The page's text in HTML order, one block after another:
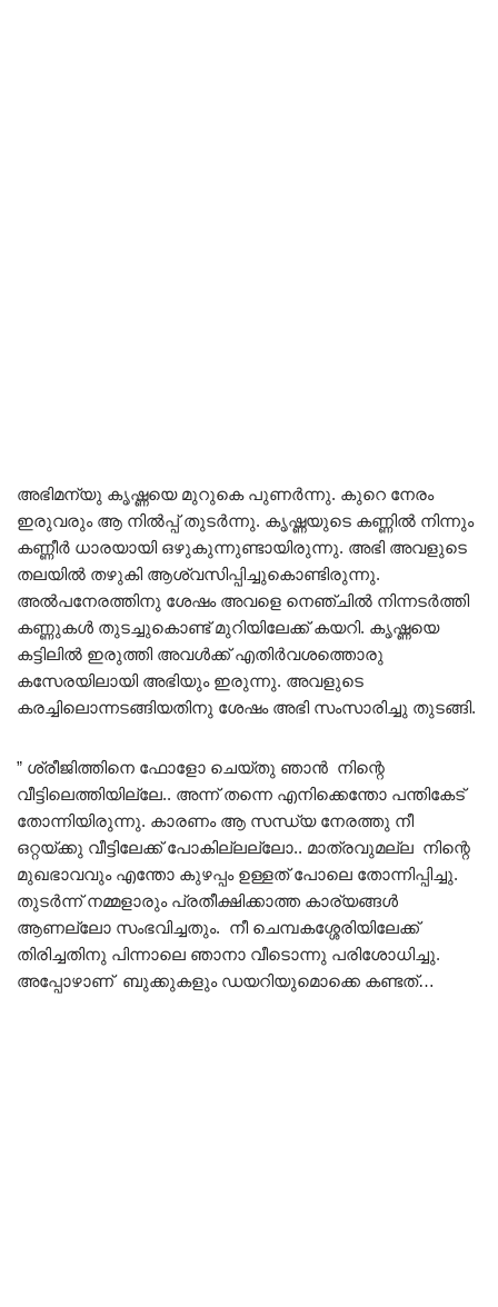
അഭിമന്യു കൃഷ്ണയെ മുറുകെ പുണർന്നു. കുറെ നേരം
ഇരുവരും ആ നിൽപ്പ് തുടർന്നു. കൃഷ്ണയുടെ കണ്ണിൽ നിന്നും
കണ്ണീർ ധാരയായി ഒഴുകുന്നുണ്ടായിരുന്നു. അഭി അവളുടെ
തലയിൽ തഴുകി ആശ്വസിപ്പിച്ചുകൊണ്ടിരുന്നു.
അൽപനേരത്തിനു ശേഷം അവളെ നെഞ്ചിൽ നിന്നടർത്തി
കണ്ണുകൾ തുടച്ചുകൊണ്ട് മുറിയിലേക്ക് കയറി. കൃഷ്ണയെ
കട്ടിലിൽ ഇരുത്തി അവൾക്ക് എതിർവശത്തൊരു
കസേരയിലായി അഭിയും ഇരുന്നു. അവളുടെ
കരച്ചിലൊന്നടങ്ങിയതിനു ശേഷം അഭി സംസാരിച്ചു തുടങ്ങി.
” ശ്രീജിത്തിനെ ഫോളോ ചെയ്തു ഞാൻ നിന്റെ
വീട്ടിലെത്തിയില്ലേ.. അന്ന് തന്നെ എനിക്കെന്തോ പന്തികേട്
തോന്നിയിരുന്നു. കാരണം ആ സന്ധ്യ നേരത്തു നീ
ഒറ്റയ്ക്കു വീട്ടിലേക്ക് പോകില്ലല്ലോ.. മാത്രവുമല്ല നിന്റെ
മുഖഭാവവും എന്തോ കുഴപ്പം ഉള്ളത് പോലെ തോന്നിപ്പിച്ചു.
തുടർന്ന് നമ്മളാരും പ്രതീക്ഷിക്കാത്ത കാര്യങ്ങൾ
ആണല്ലോ സംഭവിച്ചതും. നീ ചെമ്പകശ്ശേരിയിലേക്ക്
തിരിച്ചതിനു പിന്നാലെ ഞാനാ വീടൊന്നു പരിശോധിച്ചു.
അപ്പോഴാണ് ബുക്കുകളും ഡയറിയുമൊക്കെ കണ്ടത്…